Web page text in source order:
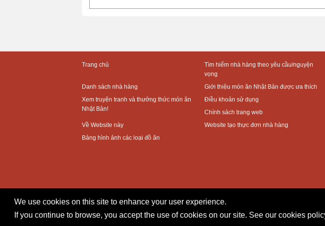
We use cookies on this site to enhance your user experience.
If you continue to browse, you accept the use of cookies on our site. See our cookies
Trang chủ
Tìm hiếm nhà hàng theo yêu cầu/nguyện
vọng
Danh sách nhà hàng
Giới thiệu món ăn Nhật Bản được ưa thích
Xem truyện tranh và thưởng thức món ăn
Nhật Bản!
Điều khoản sử dụng
Chính sách trang web
Về Website này
Website tạo thực đơn nhà hàng
Bảng hình ảnh các loại đồ ăn
Copyright © TOKYO METROPOLITAN GOVERNMENT All Rights Reserved.